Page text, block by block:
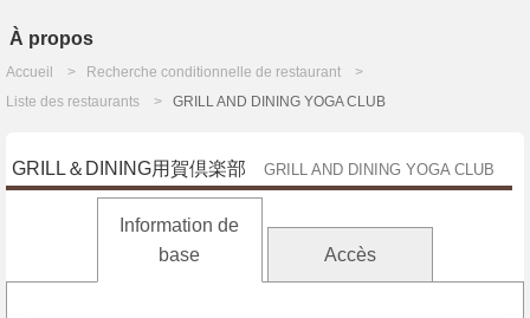
À propos
Accueil
Recherche conditionnelle de restaurant
Liste des restaurants
GRILL AND DINING YOGA CLUB
GRILL＆DINING用賀倶楽部 GRILL AND DINING YOGA CLUB
Information de
base
Accès